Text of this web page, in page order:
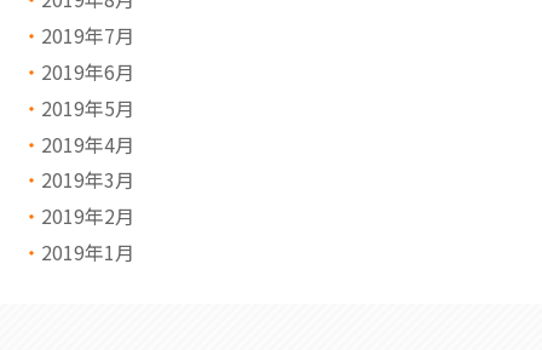
2019年7月
2019年6月
2019年5月
2019年4月
2019年3月
2019年2月
2019年1月